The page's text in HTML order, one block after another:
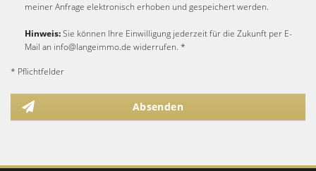
meiner Anfrage elektronisch erhoben und gespeichert werden.
Hinweis:Sie können Ihre Einwilligung jederzeit für die Zukunft per E-
Mail an info@langeimmo.de widerrufen. *
* Pflichtfelder
Absenden